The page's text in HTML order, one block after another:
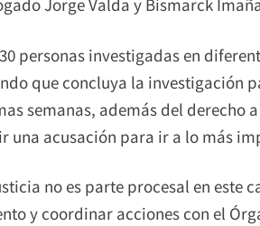
personas investigadas en
que concluya la investigación
semanas, además del derecho
acusación para ir a lo más
no es parte procesal en este
y coordinar acciones con el